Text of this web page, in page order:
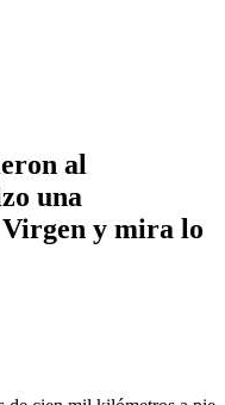
al
una
y mira lo